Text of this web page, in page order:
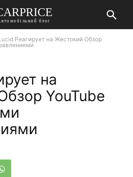
блог
Реагирует на Жестокий Обзор
на
YouTube